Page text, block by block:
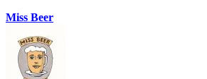
Miss Beer